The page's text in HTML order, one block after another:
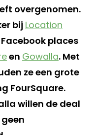
overgenomen.
bij Location
places
en Gowalla. Met
ze een grote
FourSquare.
willen de deal